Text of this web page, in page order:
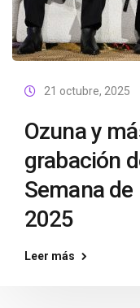
21 octubre, 2025
Ozuna y
grabación
Semana
2025
Leer más